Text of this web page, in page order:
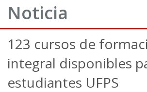
Noticia
123 cursos de
integral disponibles
estudiantes UFPS